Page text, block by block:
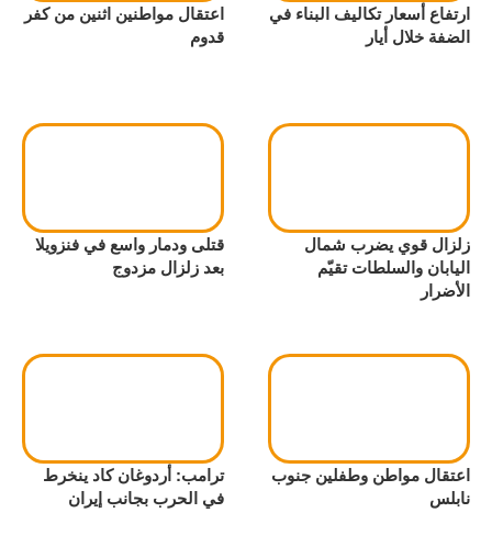
ارتفاع أسعار تكاليف البناء في
الضفة خلال أيار
اعتقال مواطنين اثنين من كفر
قدوم
زلزال قوي يضرب شمال
اليابان والسلطات تقيّم
الأضرار
قتلى ودمار واسع في فنزويلا
بعد زلزال مزدوج
اعتقال مواطن وطفلين جنوب
نابلس
ترامب: أردوغان كاد ينخرط
في الحرب بجانب إيران